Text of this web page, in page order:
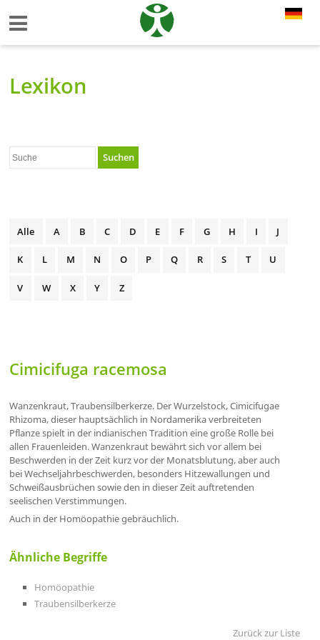
Lexikon
Suchen
Alle A B C D E F G H I J
K L M N O P Q R S T U
V W X Y Z
Cimicifuga racemosa
Wanzenkraut, Traubensilberkerze. Der Wurzelstock, Cimicifugae
Rhizoma, dieser hauptsächlich in Nordamerika verbreiteten
Pflanze spielt in der indianischen Tradition eine große Rolle bei
allen Frauenleiden. Wanzenkraut bewährt sich vor allem bei
Beschwerden in der Zeit kurz vor der Monatsblutung, aber auch
bei Wechseljahrbeschwerden, besonders Hitzewallungen und
Schweißausbrüchen sowie den in dieser Zeit auftretenden
seelischen Verstimmungen.
Auch in der Homöopathie gebräuchlich.
Ähnliche Begriffe
Homöopathie
Traubensilberkerze
Zurück zur Liste